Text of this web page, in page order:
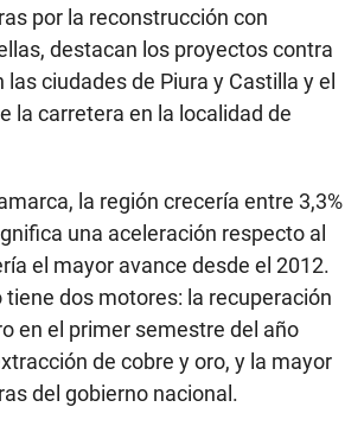
por la reconstrucción con
destacan los proyectos contra
ciudades de Piura y Castilla y el
la carretera en la localidad de
la región crecería entre 3,3%
una aceleración respecto al
el mayor avance desde el 2012.
dos motores: la recuperación
en el primer semestre del año
de cobre y oro, y la mayor
del gobierno nacional.